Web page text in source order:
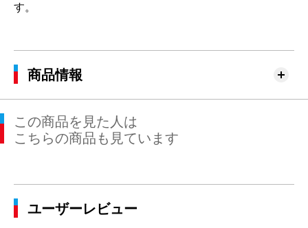
す。
商品情報
この商品を見た人は
こちらの商品も見ています
ユーザーレビュー